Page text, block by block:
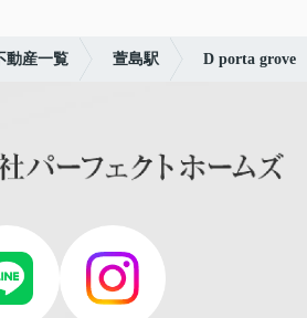
動産一覧 萱島駅 D porta grove